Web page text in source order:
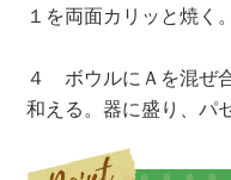
１を両面カリッと焼く。
４ ボウルにＡを混ぜ
和える。器に盛り、パ